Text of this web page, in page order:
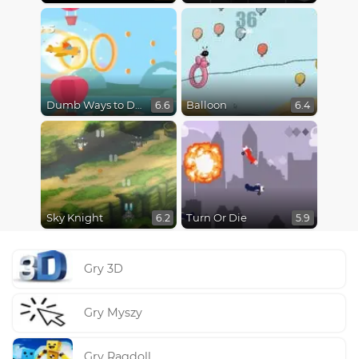
Dumb Ways to Die 3: World Tour 6.6 Balloon 6.4
Sky Knight 6.2 Turn Or Die 5.9
Gry 3D
Gry Myszy